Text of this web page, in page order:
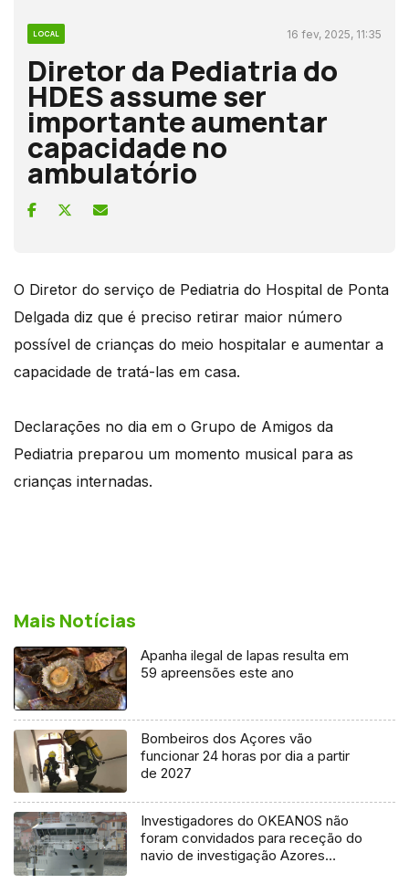
LOCAL 16 fev, 2025, 11:35
Diretor da Pediatria do
HDES assume ser
importante aumentar
capacidade no
ambulatório
O Diretor do serviço de Pediatria do Hospital de Ponta
Delgada diz que é preciso retirar maior número
possível de crianças do meio hospitalar e aumentar a
capacidade de tratá-las em casa.
Declarações no dia em o Grupo de Amigos da
Pediatria preparou um momento musical para as
crianças internadas.
Mais Notícias
Apanha ilegal de lapas resulta em
59 apreensões este ano
Bombeiros dos Açores vão
funcionar 24 horas por dia a partir
de 2027
Investigadores do OKEANOS não
foram convidados para receção do
navio de investigação Azores